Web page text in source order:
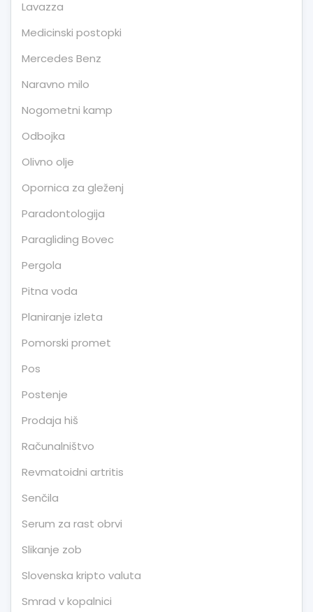
Lavazza
Medicinski postopki
Mercedes Benz
Naravno milo
Nogometni kamp
Odbojka
Olivno olje
Opornica za gleženj
Paradontologija
Paragliding Bovec
Pergola
Pitna voda
Planiranje izleta
Pomorski promet
Pos
Postenje
Prodaja hiš
Računalništvo
Revmatoidni artritis
Senčila
Serum za rast obrvi
Slikanje zob
Slovenska kripto valuta
Smrad v kopalnici